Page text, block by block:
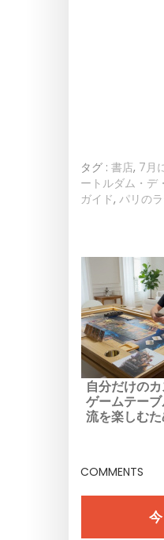
タグ : 書店, 7月
ートルダム・デ
ガイド, パリの
自分だけの
ゲームテー
流を楽しむ
COMMENTS